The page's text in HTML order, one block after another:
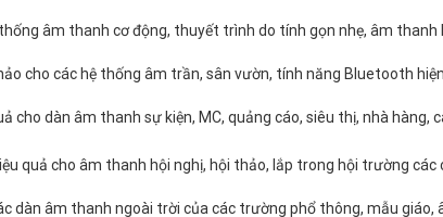
âm thanh cơ động, thuyết trình do tính gọn nhẹ, âm thanh
cho các hệ thống âm trần, sân vườn, tính năng Bluetooth
cho dàn âm thanh sự kiện, MC, quảng cáo, siêu thị, nhà hàng,
quả cho âm thanh hội nghị, hội thảo, lắp trong hội trường
dàn âm thanh ngoài trời của các trường phổ thông, mẫu giáo,